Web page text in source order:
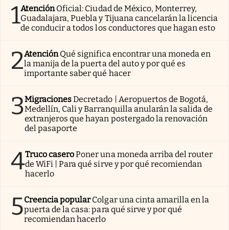
1AtenciónOficial: Ciudad de México, Monterrey,
Guadalajara, Puebla y Tijuana cancelarán la licencia
de conducir a todos los conductores que hagan esto
2AtenciónQué significa encontrar una moneda en
la manija de la puerta del auto y por qué es
importante saber qué hacer
3MigracionesDecretado | Aeropuertos de Bogotá,
Medellín, Cali y Barranquilla anularán la salida de
extranjeros que hayan postergado la renovación
del pasaporte
4Truco caseroPoner una moneda arriba del router
de WiFi | Para qué sirve y por qué recomiendan
hacerlo
5Creencia popularColgar una cinta amarilla en la
puerta de la casa: para qué sirve y por qué
recomiendan hacerlo